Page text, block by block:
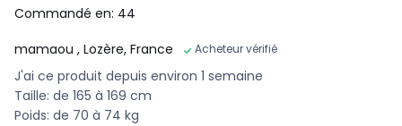
Commandé en: 44
mamaou , Lozère, France Acheteur vérifié
J'ai ce produit depuis environ 1 semaine
Taille: de 165 à 169 cm
Poids: de 70 à 74 kg